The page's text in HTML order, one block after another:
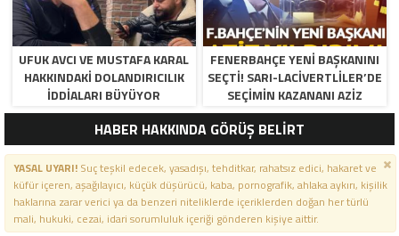
UFUK AVCI VE MUSTAFA KARAL
HAKKINDAKI DOLANDIRICILIK
İDDIALARI BÜYÜYOR
FENERBAHÇE YENI BAŞKANINI
SEÇTI! SARI-LACIVERTLILER’DE
SEÇIMIN KAZANANI AZIZ
YILDIRIM OLDU
HABER HAKKINDA GÖRÜŞ BELİRT
YASAL UYARI!Suç teşkil edecek, yasadışı, tehditkar, rahatsız edici, hakaret ve
küfür içeren, aşağılayıcı, küçük düşürücü, kaba, pornografik, ahlaka aykırı, kişilik
haklarına zarar verici ya da benzeri niteliklerde içeriklerden doğan her türlü
mali, hukuki, cezai, idari sorumluluk içeriği gönderen kişiye aittir.